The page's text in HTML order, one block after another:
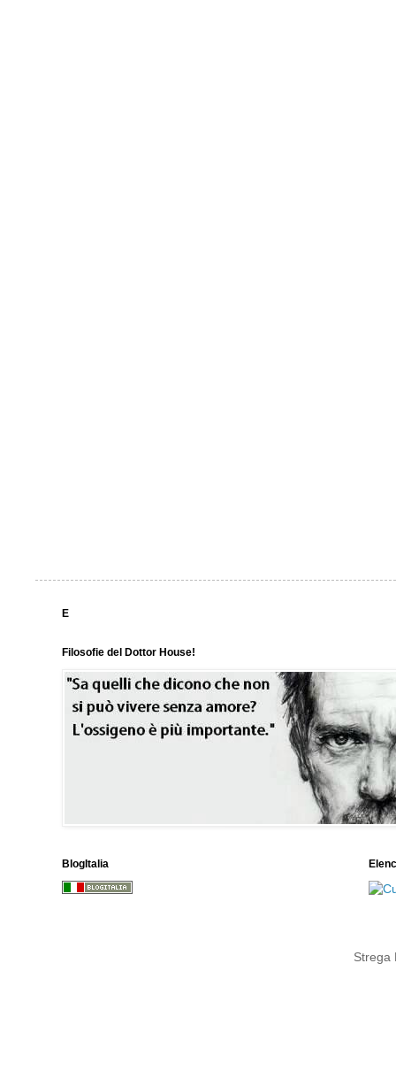
E
Filosofie del Dottor House!
BlogItalia
Strega